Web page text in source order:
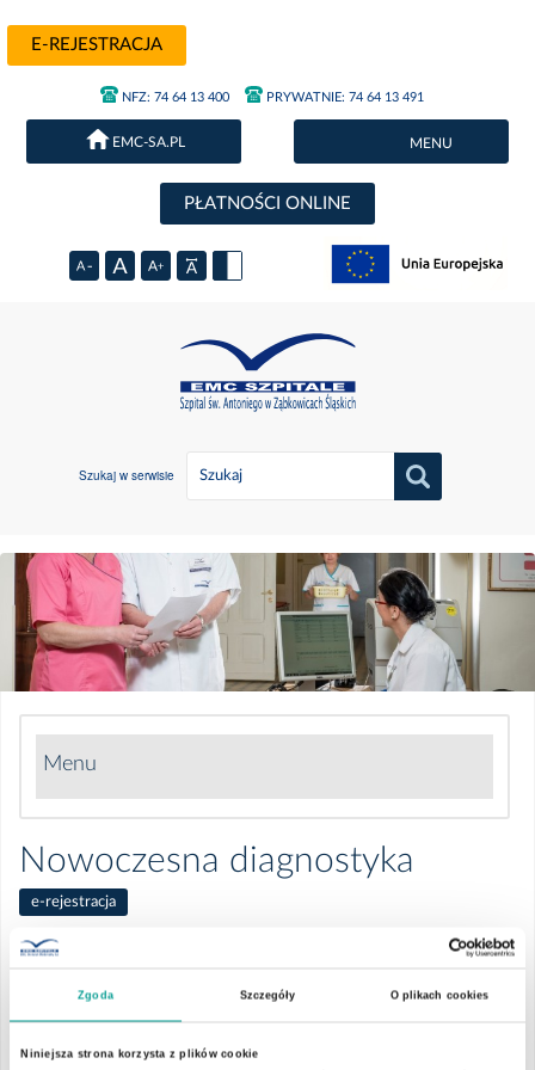
Zgoda Szczegóły O plikach cookies
Niniejsza strona korzysta z plików cookie
E-REJESTRACJA
NFZ: 74 64 13 400 PRYWATNIE: 74 64 13 491
EMC-SA.PL MENU
PŁATNOŚCI ONLINE
Szukaj w serwisie
Menu
Nowoczesna diagnostyka
Chirurgia i ginekologia laparoskopowa
POMÓŻ NAM POMAGAĆ - WESPRZYJ
NASZE SZPITALE
Nowoczesna diagnostyka
e-rejestracja
Precyzyjna diagnostyka chorób jest podstawą właściwego leczenia
WYKONUJEMY: